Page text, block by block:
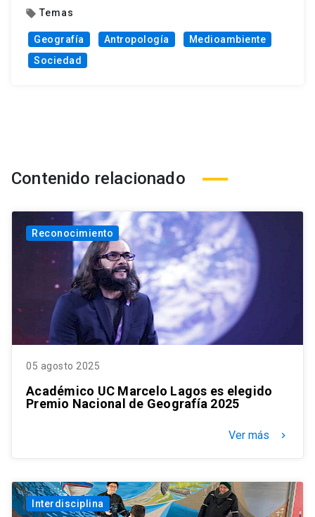
local_offer Temas
Geografía Antropología
Medioambiente
Sociedad
Contenido relacionado
Reconocimiento
05 agosto 2025
Académico UC Marcelo Lagos es elegido
Premio Nacional de Geografía 2025
Ver más keyboard_arrow_right
Interdisciplina